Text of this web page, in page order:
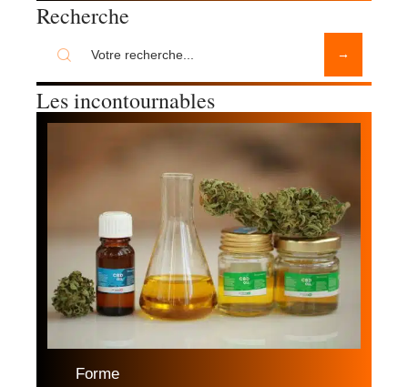
Recherche
Les incontournables
Forme